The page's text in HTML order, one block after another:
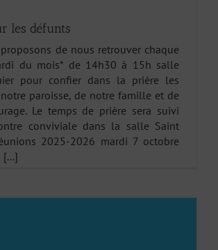
les défunts
de nous retrouver chaque
du mois* de 14h30 à 15h salle
pour confier dans la prière les
paroisse, de notre famille et de
Le temps de prière sera suivi
conviviale dans la salle Saint
2025-2026 mardi 7 octobre
[...]